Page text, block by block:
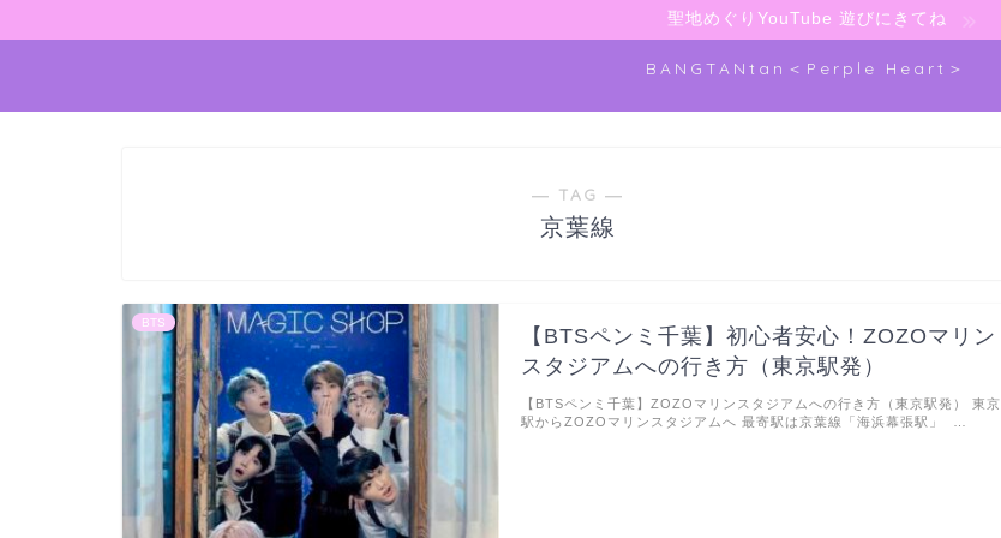
聖地めぐりYouTube 遊びにきてね
BANGTANtan＜Perple Heart＞
― TAG ―
京葉線
BTS
【BTSペンミ千葉】初心者安心！ZOZOマリン
スタジアムへの行き方（東京駅発）
【BTSペンミ千葉】ZOZOマリンスタジアムへの行き方（東京駅発） 東京
駅からZOZOマリンスタジアムへ 最寄駅は京葉線「海浜幕張駅」 …